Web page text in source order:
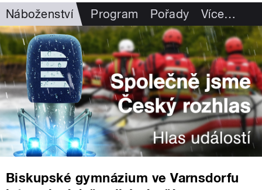
Náboženství Program Pořady Více…
Biskupské gymnázium ve Varnsdorfu